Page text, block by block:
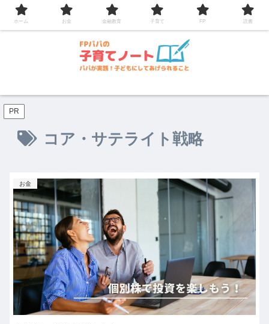
コンテンツへスキップ
PR
コア・サテライト戦略
お金
ホーム お金 金融教育 子育て FP 読書